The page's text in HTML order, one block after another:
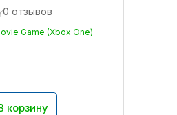
0 отзывов
Game (Xbox One)
корзину